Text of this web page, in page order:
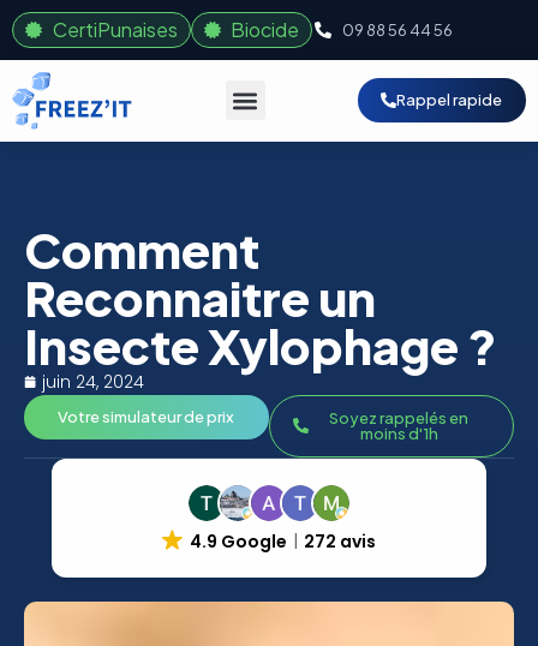
CertiPunaises Biocide 09 88 56 44 56
Rappel rapide
Comment
Reconnaitre un
Insecte Xylophage ?
juin 24, 2024
Votre simulateur de prix
Soyez rappelés en
moins d'1h
4.9 Google 272 avis